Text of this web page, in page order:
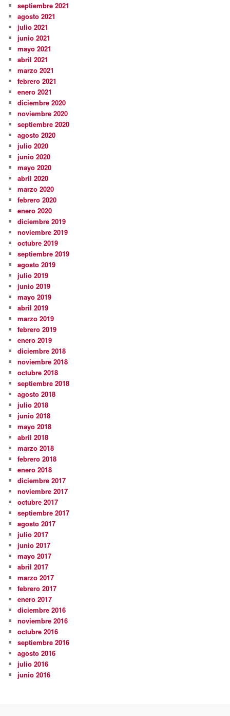
septiembre 2021
agosto 2021
julio 2021
junio 2021
mayo 2021
abril 2021
marzo 2021
febrero 2021
enero 2021
diciembre 2020
noviembre 2020
septiembre 2020
agosto 2020
julio 2020
junio 2020
mayo 2020
abril 2020
marzo 2020
febrero 2020
enero 2020
diciembre 2019
noviembre 2019
octubre 2019
septiembre 2019
agosto 2019
julio 2019
junio 2019
mayo 2019
abril 2019
marzo 2019
febrero 2019
enero 2019
diciembre 2018
noviembre 2018
octubre 2018
septiembre 2018
agosto 2018
julio 2018
junio 2018
mayo 2018
abril 2018
marzo 2018
febrero 2018
enero 2018
diciembre 2017
noviembre 2017
octubre 2017
septiembre 2017
agosto 2017
julio 2017
junio 2017
mayo 2017
abril 2017
marzo 2017
febrero 2017
enero 2017
diciembre 2016
noviembre 2016
octubre 2016
septiembre 2016
agosto 2016
julio 2016
junio 2016